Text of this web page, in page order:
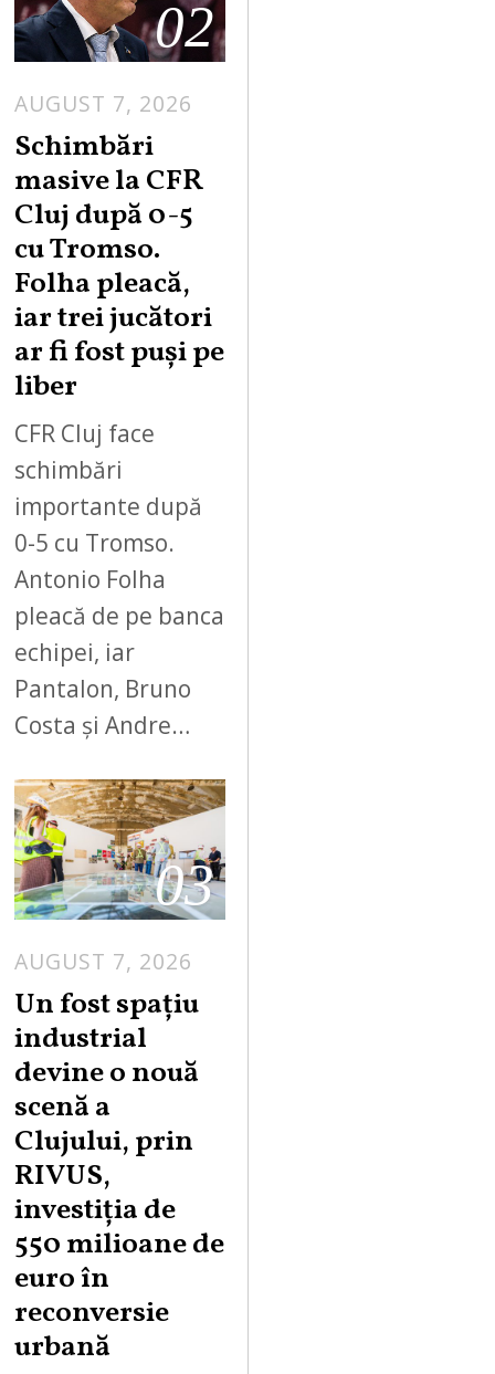
02
AUGUST 7, 2026
Schimbări
masive la CFR
Cluj după 0-5
cu Tromso.
Folha pleacă,
iar trei jucători
ar fi fost puși pe
liber
CFR Cluj face
schimbări
importante după
0-5 cu Tromso.
Antonio Folha
pleacă de pe banca
echipei, iar
Pantalon, Bruno
Costa și Andre…
03
AUGUST 7, 2026
Un fost spațiu
industrial
devine o nouă
scenă a
Clujului, prin
RIVUS,
investiția de
550 milioane de
euro în
reconversie
urbană